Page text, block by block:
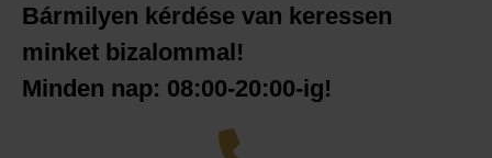
Bármilyen kérdése van keressen
minket bizalommal!
Minden nap: 08:00-20:00-ig!